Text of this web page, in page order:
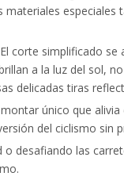
corte simplificado
a la luz del sol,
delicadas tiras
único que
del ciclismo sin
o desafiando las